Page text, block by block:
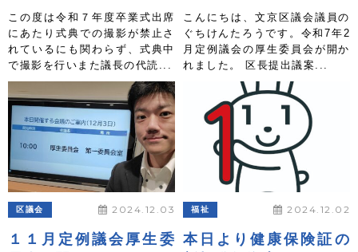
この度は令和７年度卒業式出席
にあたり式典での撮影が禁止さ
れているにも関わらず、式典中
で撮影を行いまた議長の代読...
こんにちは、文京区議会議員の
ぐちけんたろうです。令和7年2
月定例議会の厚生委員会が開か
れました。 区長提出議案...
区議会 2024.12.03
１１月定例議会厚生委
福祉 2024.12.02
本日より健康保険証の